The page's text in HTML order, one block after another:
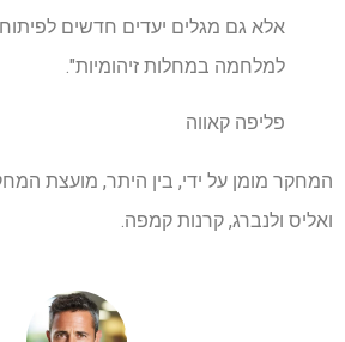
אלא גם מגלים יעדים חדשים לפיתוח
למלחמה במחלות זיהומיות".
פליפה קאווה
המחקר מומן על ידי, בין היתר, מועצת
ואליס ולנברג, קרנות קמפה.